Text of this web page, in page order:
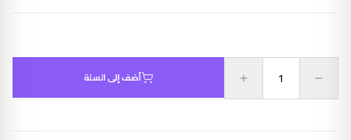
أضف إلى السلة